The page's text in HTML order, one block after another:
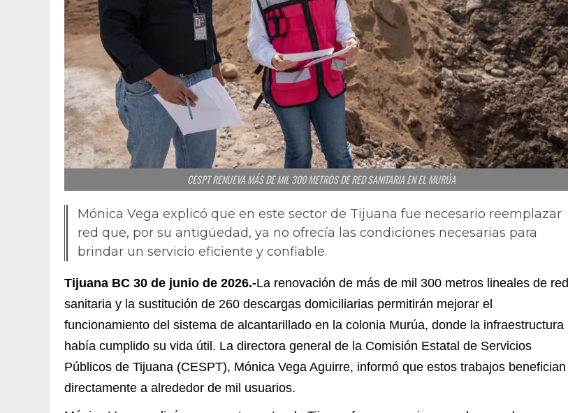
CESPT RENUEVA MÁS DE MIL 300 METROS DE RED SANITARIA EN EL MURÚA
Mónica Vega explicó que en este sector de Tijuana fue necesario reemplazar
red que, por su antigüedad, ya no ofrecía las condiciones necesarias para
brindar un servicio eficiente y confiable.
Tijuana BC 30 de junio de 2026.-La renovación de más de mil 300 metros lineales de red
sanitaria y la sustitución de 260 descargas domiciliarias permitirán mejorar el
funcionamiento del sistema de alcantarillado en la colonia Murúa, donde la infraestructura
había cumplido su vida útil. La directora general de la Comisión Estatal de Servicios
Públicos de Tijuana (CESPT), Mónica Vega Aguirre, informó que estos trabajos benefician
directamente a alrededor de mil usuarios.